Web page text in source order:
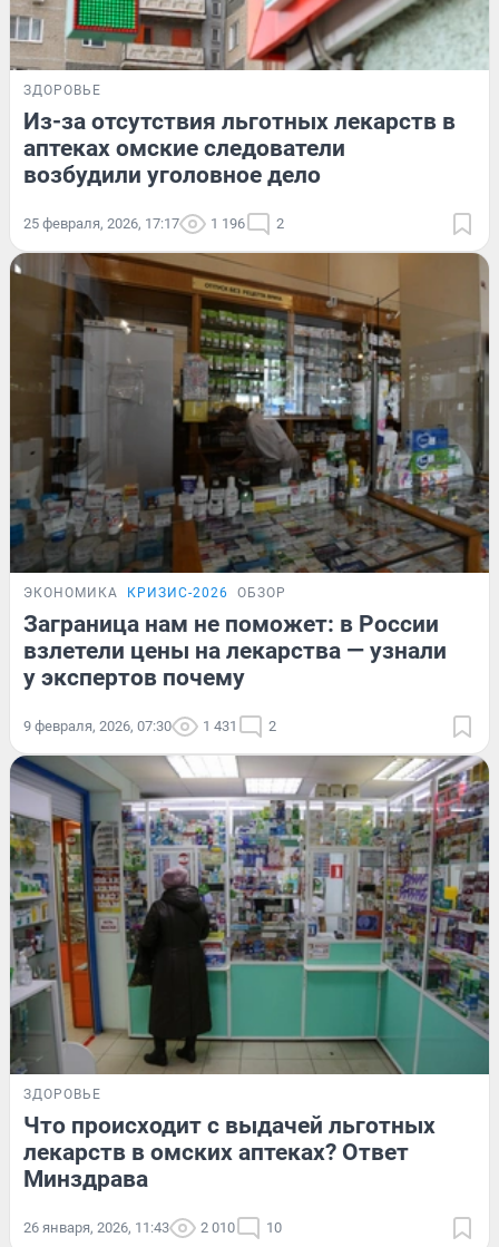
ЗДОРОВЬЕ
Из-за отсутствия льготных лекарств в
аптеках омские следователи
возбудили уголовное дело
25 февраля, 2026, 17:17 1 196 2
ЭКОНОМИКА КРИЗИС-2026 ОБЗОР
Заграница нам не поможет: в России
взлетели цены на лекарства — узнали
у экспертов почему
9 февраля, 2026, 07:30 1 431 2
ЗДОРОВЬЕ
Что происходит с выдачей льготных
лекарств в омских аптеках? Ответ
Минздрава
26 января, 2026, 11:43 2 010 10